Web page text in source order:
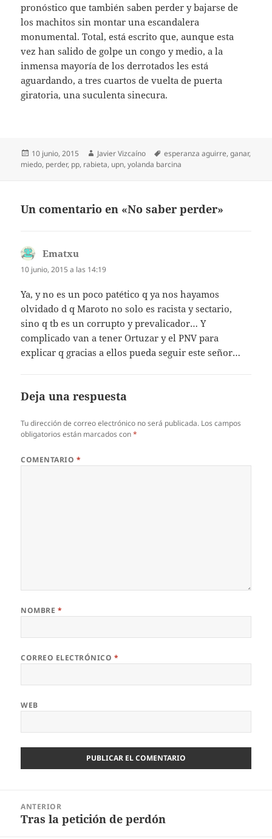
pronóstico que también saben perder y bajarse de
los machitos sin montar una escandalera
monumental. Total, está escrito que, aunque esta
vez han salido de golpe un congo y medio, a la
inmensa mayoría de los derrotados les está
aguardando, a tres cuartos de vuelta de puerta
giratoria, una suculenta sinecura.
Publicado
el
10 junio, 2015 Autor
Javier Vizcaíno Etiquetas
esperanza aguirre,ganar,
miedo, perder, pp, rabieta, upn,yolanda barcina
Un comentario en «No saber perder»
Ematxu
10 junio, 2015 a las 14:19
Ya, y no es un poco patético q ya nos hayamos
olvidado d q Maroto no solo es racista y sectario,
sino q tb es un corrupto y prevalicador… Y
complicado van a tener Ortuzar y el PNV para
explicar q gracias a ellos pueda seguir este señor…
Deja una respuesta
Tu dirección de correo electrónico no será publicada. Los campos
obligatorios están marcados con*
COMENTARIO *
NOMBRE *
CORREO ELECTRÓNICO *
WEB
entradas
ANTERIOR
Entrada
Tras la petición de perdón